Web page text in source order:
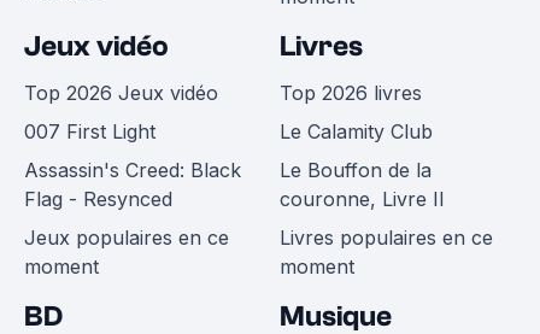
Jeux vidéo
Top 2026 Jeux vidéo
007 First Light
Assassin's Creed: Black
Flag - Resynced
Jeux populaires en ce
moment
Livres
Top 2026 livres
Le Calamity Club
Le Bouffon de la
couronne, Livre II
Livres populaires en ce
moment
BD Musique